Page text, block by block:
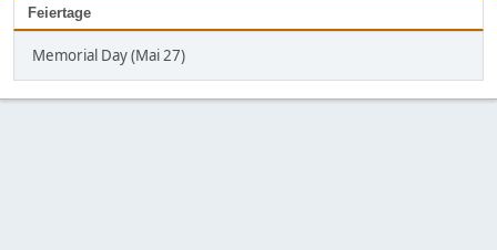
Feiertage
Memorial Day (Mai 27)